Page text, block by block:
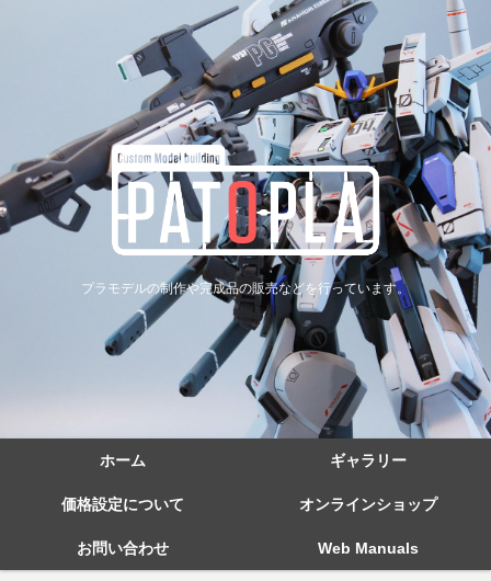
プラモデルの制作や完成品の販売などを行っています。
ホーム ギャラリー
価格設定について オンラインショップ
お問い合わせ Web Manuals